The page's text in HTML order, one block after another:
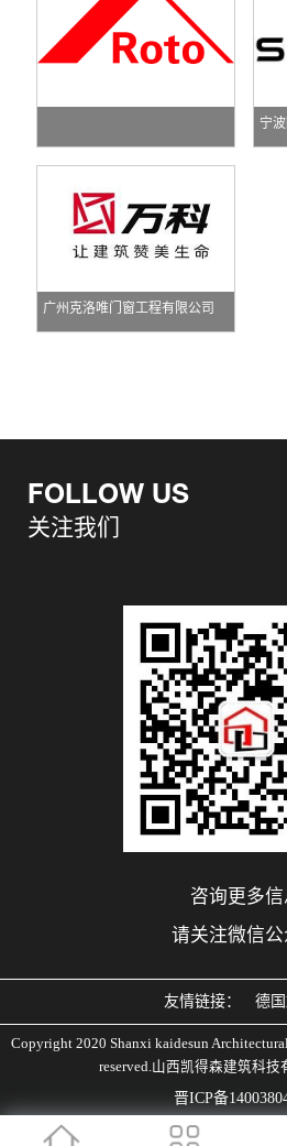
宁
广州克洛唯门窗工程有限公司
FOLLOW US
关注我们
咨询更多信
请关注微信公
友情链接： 德
Copyright 2020 Shanxi kaidesun
reserved.山西凯得森建筑科
晋ICP备